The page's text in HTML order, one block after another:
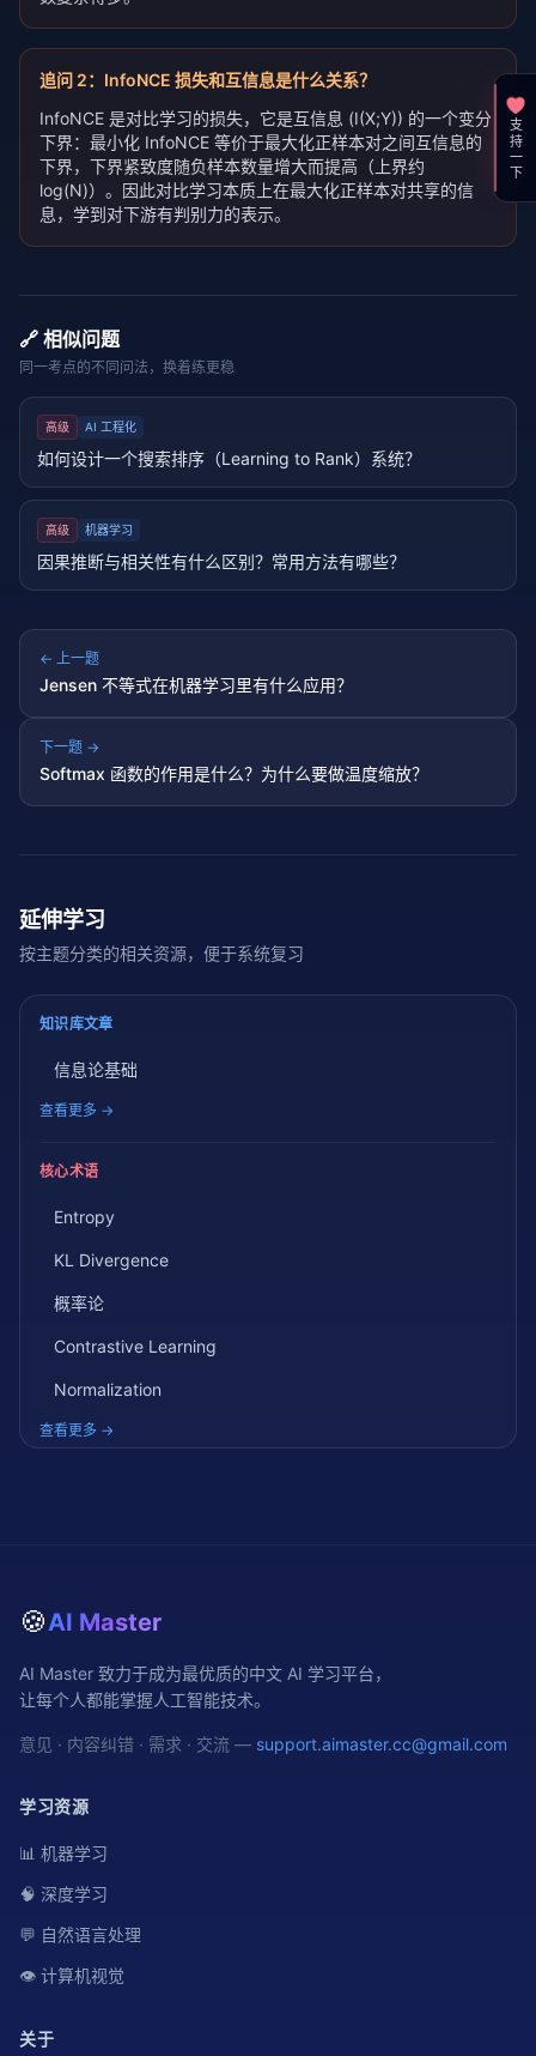
追问 2： InfoNCE 损失和互信息是什么关系？
InfoNCE 是对比学习的损失，它是互信息 (I(X;Y)) 的一个变分
下界：最小化 InfoNCE 等价于最大化正样本对之间互信息的
下界，下界紧致度随负样本数量增大而提高（上界约
log(N)）。因此对比学习本质上在最大化正样本对共享的信
息，学到对下游有判别力的表示。
🔗 相似问题
同一考点的不同问法，换着练更稳
高级 AI 工程化
如何设计一个搜索排序（Learning to Rank）系统？
高级 机器学习
因果推断与相关性有什么区别？常用方法有哪些？
← 上一题
Jensen 不等式在机器学习里有什么应用？
下一题 →
Softmax 函数的作用是什么？为什么要做温度缩放？
延伸学习
按主题分类的相关资源，便于系统复习
知识库文章
信息论基础
查看更多 →
核心术语
Entropy
KL Divergence
概率论
Contrastive Learning
Normalization
查看更多 →
🍪AI Master
AI Master 致力于成为最优质的中文 AI 学习平台，
让每个人都能掌握人工智能技术。
意见 · 内容纠错 · 需求 · 交流 — support.aimaster.cc@gmail.com
学习资源
📊 机器学习
🧠 深度学习
💬 自然语言处理
👁️ 计算机视觉
关于
支持一下